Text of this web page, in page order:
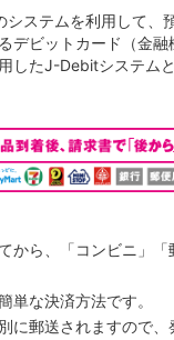
システムを利用して、
デビットカード（金融
したJ-Debitシステム
から、「コンビニ」「
単な決済方法です。
に郵送されますので、